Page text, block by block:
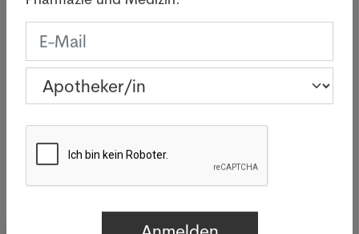
Basel sind innert zwei Wochen 26
verstarb.
Pharmazie und Medizin.